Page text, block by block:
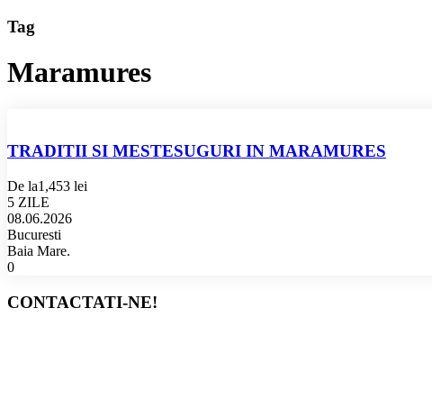
Tag
Maramures
TRADITII SI MESTESUGURI IN MARAMURES
De la1,453 lei
5 ZILE
08.06.2026
Bucuresti
Baia Mare.
0
CONTACTATI-NE!